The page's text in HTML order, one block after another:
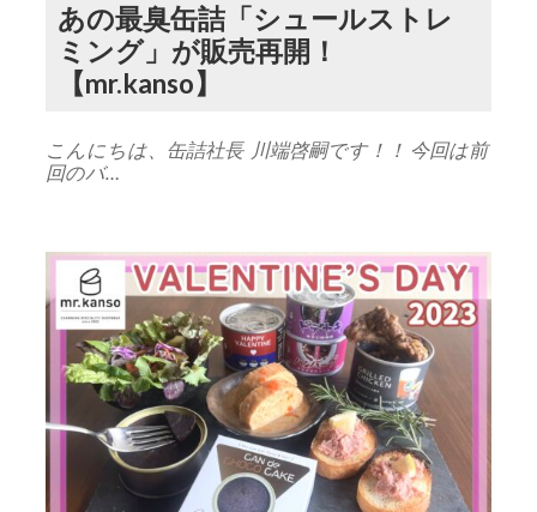
あの最臭缶詰「シュールストレ
ミング」が販売再開！
【mr.kanso】
こんにちは、缶詰社長 川端啓嗣です！！ 今回は前
回のバ…